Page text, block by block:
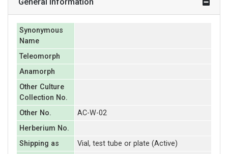
Synonymous
Name
Teleomorph
Anamorph
Other Culture
Collection No.
Other No.
AC-W-02
Herberium No.
Shipping as
Vial, test tube or plate (Active)